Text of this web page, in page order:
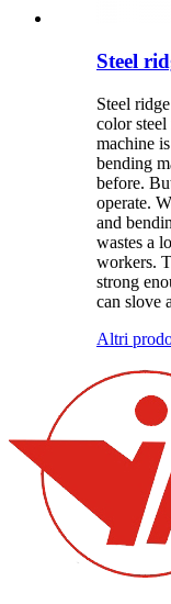
Steel
Steel
color
machine
bending
before.
operate.
and
wastes a
workers.
strong
can slove
Altri